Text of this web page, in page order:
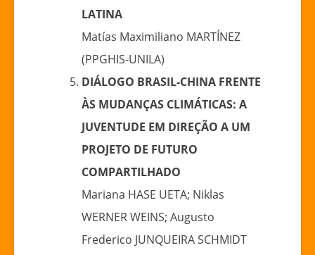
LATINA
Matías Maximiliano MARTÍNEZ
(PPGHIS-UNILA)
DIÁLOGO BRASIL-CHINA FRENTE
ÀS MUDANÇAS CLIMÁTICAS: A
JUVENTUDE EM DIREÇÃO A UM
PROJETO DE FUTURO
COMPARTILHADO
Mariana HASE UETA; Niklas
WERNER WEINS; Augusto
Frederico JUNQUEIRA SCHMIDT